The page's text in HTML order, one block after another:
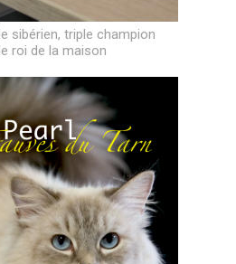
sibérien, triple champion
roi de la maison